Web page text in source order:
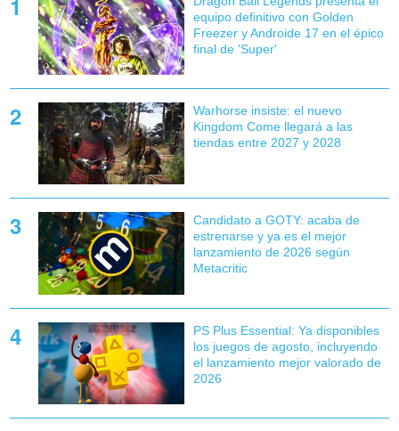
equipo definitivo con Golden
Freezer y Androide 17 en el épico
final de 'Super'
Warhorse insiste: el nuevo
Kingdom Come llegará a las
tiendas entre 2027 y 2028
Candidato a GOTY: acaba de
estrenarse y ya es el mejor
lanzamiento de 2026 según
Metacritic
PS Plus Essential: Ya disponibles
los juegos de agosto, incluyendo
el lanzamiento mejor valorado de
2026